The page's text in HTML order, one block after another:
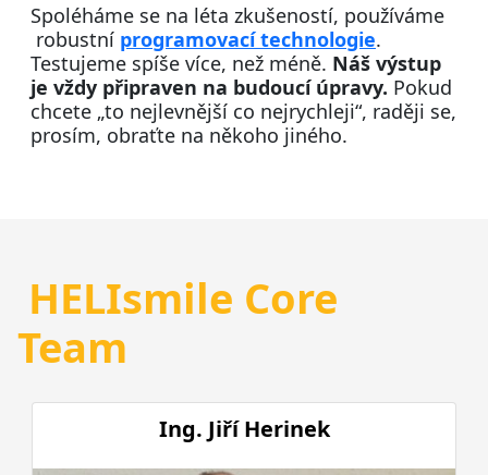
Spoléháme se na léta zkušeností, používáme
robustní programovací technologie.
Testujeme spíše více, než méně. Náš výstup
je vždy připraven na budoucí úpravy. Pokud
chcete „to nejlevnější co nejrychleji“, raději se,
prosím, obraťte na někoho jiného.
HELIsmile Core
Team
Ing. Jiří Herinek